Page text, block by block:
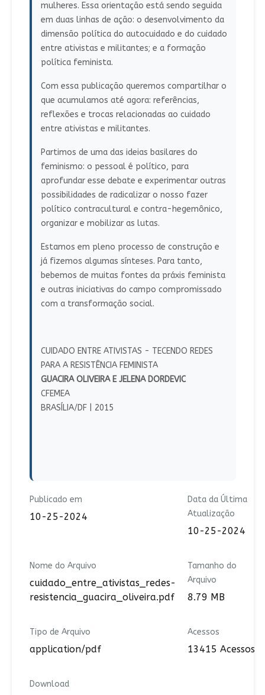
mulheres. Essa orientação está sendo seguida
em duas linhas de ação: o desenvolvimento da
dimensão política do autocuidado e do cuidado
entre ativistas e militantes; e a formação
política feminista.
Com essa publicação queremos compartilhar o
que acumulamos até agora: referências,
reflexões e trocas relacionadas ao cuidado
entre ativistas e militantes.
Partimos de uma das ideias basilares do
feminismo: o pessoal é político, para
aprofundar esse debate e experimentar outras
possibilidades de radicalizar o nosso fazer
político contracultural e contra-hegemônico,
organizar e mobilizar as lutas.
Estamos em pleno processo de construção e
já fizemos algumas sínteses. Para tanto,
bebemos de muitas fontes da práxis feminista
e outras iniciativas do campo compromissado
com a transformação social.
CUIDADO ENTRE ATIVISTAS - TECENDO REDES
PARA A RESISTÊNCIA FEMINISTA
GUACIRA OLIVEIRA E JELENA DORDEVIC
CFEMEA
BRASÍLIA/DF | 2015
Publicado em
10-25-2024
Data da Última
Atualização
10-25-2024
Nome do Arquivo
cuidado_entre_ativistas_redes-
resistencia_guacira_oliveira.pdf
Tamanho do
Arquivo
8.79 MB
Tipo de Arquivo
application/pdf
Acessos
13415 Acessos
Download